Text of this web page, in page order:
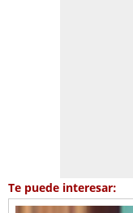
Te puede interesar: